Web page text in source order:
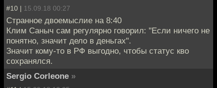
#10 | 15.09.18 00:27
Странное двоемыслие на 8:40
Клим Саныч сам регулярно говорил: "Если ничего не
понятно, значит дело в деньгах".
Значит кому-то в РФ выгодно, чтобы статус кво
сохранялся.
Sergio Corleone »